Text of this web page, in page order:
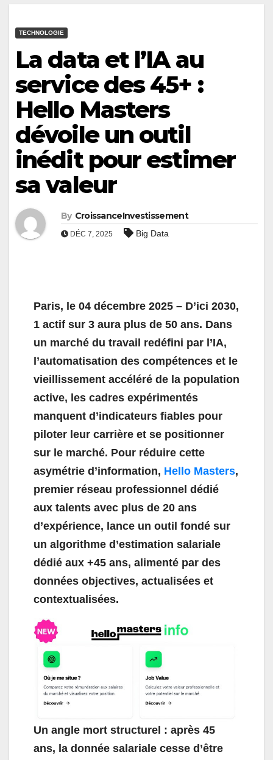
TECHNOLOGIE
La data et l’IA au
service des 45+ :
Hello Masters
dévoile un outil
inédit pour estimer
sa valeur
By CroissanceInvestissement
DÉC 7, 2025 Big Data
Paris, le 04 décembre 2025 – D’ici 2030,
1 actif sur 3 aura plus de 50 ans. Dans
un marché du travail redéfini par l’IA,
l’automatisation des compétences et le
vieillissement accéléré de la population
active, les cadres expérimentés
manquent d’indicateurs fiables pour
piloter leur carrière et se positionner
sur le marché. Pour réduire cette
asymétrie d’information, Hello Masters,
premier réseau professionnel dédié
aux talents avec plus de 20 ans
d’expérience, lance un outil fondé sur
un algorithme d’estimation salariale
dédié aux +45 ans, alimenté par des
données objectives, actualisées et
contextualisées.
Un angle mort structurel : après 45
ans, la donnée salariale cesse d’être